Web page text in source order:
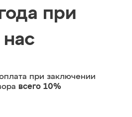
при
нас
при заключении
всего 10%